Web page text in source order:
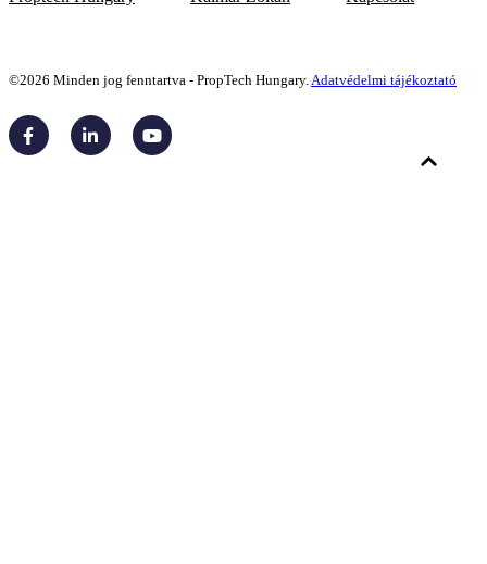
©2026 Minden jog fenntartva - PropTech Hungary.Adatvédelmi tájékoztató